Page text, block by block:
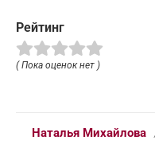
Рейтинг
( Пока оценок нет )
Наталья Михайлова